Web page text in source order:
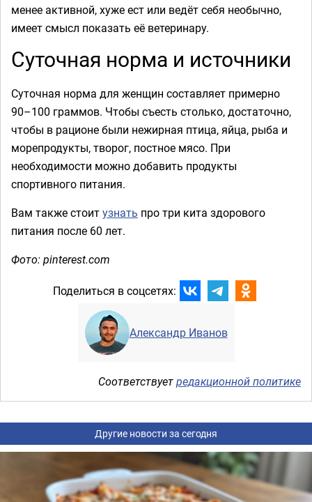
менее активной, хуже ест или ведёт себя необычно,
имеет смысл показать её ветеринару.
Суточная норма и источники
Суточная норма для женщин составляет примерно
90–100 граммов. Чтобы съесть столько, достаточно,
чтобы в рационе были нежирная птица, яйца, рыба и
морепродукты, творог, постное мясо. При
необходимости можно добавить продукты
спортивного питания.
Вам также стоитузнать про три кита здорового
питания после 60 лет.
Фото: pinterest.com
Поделиться в соцсетях:
Александр Иванов
Соответствуетредакционной политике
Другие новости за сегодня